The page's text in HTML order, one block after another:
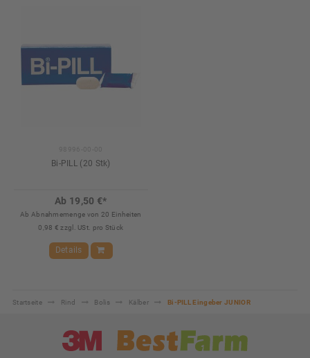
Bi-PILL (20 Stk)
Ab 19,50 €*
Ab Abnahmemenge von 20 Einheiten
0,98 € zzgl. USt. pro Stück
Details
Startseite Rind Bolis Kälber Bi-PILL Eingeber JUNIOR